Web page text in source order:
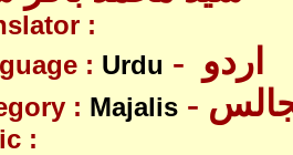
:
: Urdu
: Majalis
: